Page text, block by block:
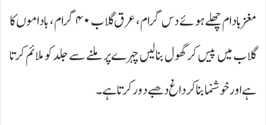
مغز بادام چھلے ہوئے دس گرام، عرق گلاب ۴۰ گرام، باداموں کا
گلاب میں پیس کر گھول بنالیں چہرے پر ملنے سے جلد کو ملائم کرتا
ہے اور خوشنما بناکر داغ دھبے دورکرتا ہے۔